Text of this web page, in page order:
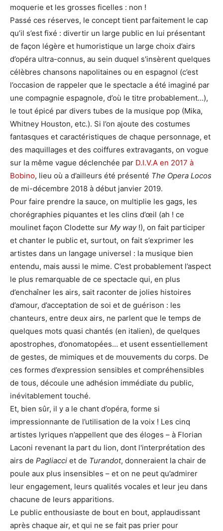
moquerie et les grosses ficelles : non !
Passé ces réserves, le concept tient parfaitement le cap
qu’il s’est fixé : divertir un large public en lui présentant
de façon légère et humoristique un large choix d’airs
d’opéra ultra-connus, au sein duquel s'insèrent quelques
célèbres chansons napolitaines ou en espagnol (c’est
l’occasion de rappeler que le spectacle a été imaginé par
une compagnie espagnole, d’où le titre probablement…),
le tout épicé par divers tubes de la musique pop (Mika,
Whitney Houston, etc.). Si l’on ajoute des costumes
fantasques et caractéristiques de chaque personnage, et
des maquillages et des coiffures extravagants, on vogue
sur la même vague déclenchée par D.I.V.A en 2017 à
Bobino, lieu où a d’ailleurs été présenté The Opera Locos
de mi-décembre 2018 à début janvier 2019.
Pour faire prendre la sauce, on multiplie les gags, les
chorégraphies piquantes et les clins d’œil (ah ! ce
moulinet façon Clodette sur My way!), on fait participer
et chanter le public et, surtout, on fait s’exprimer les
artistes dans un langage universel : la musique bien
entendu, mais aussi le mime. C’est probablement l’aspect
le plus remarquable de ce spectacle qui, en plus
d’enchaîner les airs, sait raconter de jolies histoires
d’amour, d’acceptation de soi et de guérison : les
chanteurs, entre deux airs, ne parlent que le temps de
quelques mots quasi chantés (en italien), de quelques
apostrophes, d’onomatopées… et usent essentiellement
de gestes, de mimiques et de mouvements du corps. De
ces formes d’expression sensibles et compréhensibles
de tous, découle une adhésion immédiate du public,
inévitablement touché.
Et, bien sûr, il y a le chant d’opéra, forme si
impressionnante de l’utilisation de la voix ! Les cinq
artistes lyriques n’appellent que des éloges – à Florian
Laconi revenant la part du lion, dont l'interprétation des
airs de Pagliacci et de Turandot, donneraient la chair de
poule aux plus insensibles – et on ne peut qu’admirer
leur engagement, leurs qualités vocales et leur jeu dans
chacune de leurs apparitions.
Le public enthousiaste de bout en bout, applaudissant
après chaque air, et qui ne se fait pas prier pour